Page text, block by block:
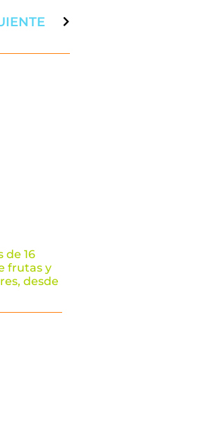
de 16
frutas y
desde